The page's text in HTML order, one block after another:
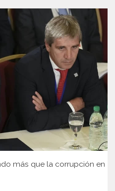
más que la corrupción en